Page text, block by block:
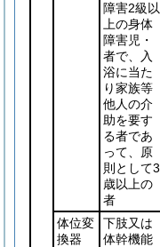
障害2級以
上の身体
障害児・
者で、入
浴に当た
り家族等
他人の介
助を要す
る者であ
って、原
則として3
歳以上の
者
体位変
換器
下肢又は
体幹機能